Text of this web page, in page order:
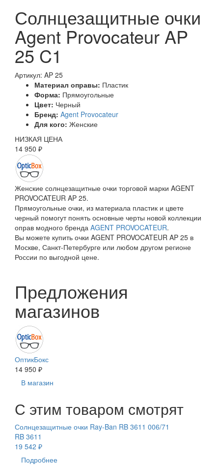
Солнцезащитные очки
Agent Provocateur AP
25 C1
Артикул: AP 25
Материал оправы: Пластик
Форма: Прямоугольные
Цвет: Черный
Бренд: Agent Provocateur
Для кого: Женские
НИЗКАЯ ЦЕНА
14 950 ₽
Женские солнцезащитные очки торговой марки AGENT
PROVOCATEUR AP 25.
Прямоугольные очки, из материала пластик и цвете
черный помогут понять основные черты новой коллекции
оправ модного бренда AGENT PROVOCATEUR.
Вы можете купить очки AGENT PROVOCATEUR AP 25 в
Москве, Санкт-Петербурге или любом другом регионе
России по выгодной цене.
Предложения
магазинов
ОптикБокс
14 950 ₽
В магазин
С этим товаром смотрят
Солнцезащитные очки Ray-Ban RB 3611 006/71
RB 3611
19 542 ₽
Подробнее